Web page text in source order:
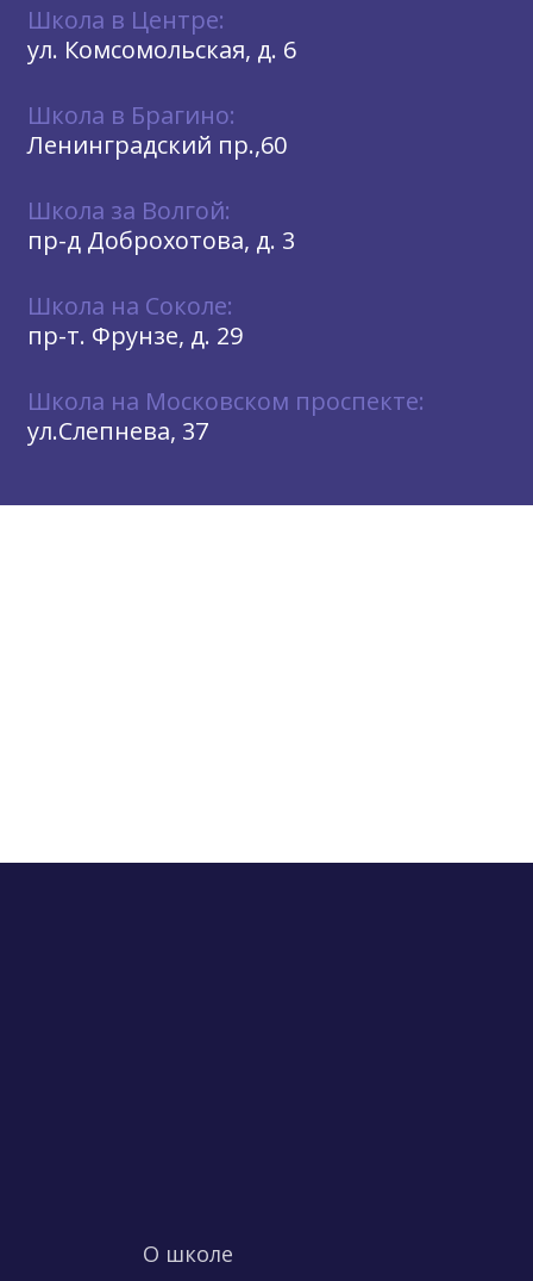
Школа в Центре:
ул. Комсомольская, д. 6
Школа в Брагино:
Ленинградский пр.,60
Школа за Волгой:
пр-д Доброхотова, д. 3
Школа на Соколе:
пр-т. Фрунзе, д. 29
Школа на Московском проспекте:
ул.Слепнева, 37
О школе